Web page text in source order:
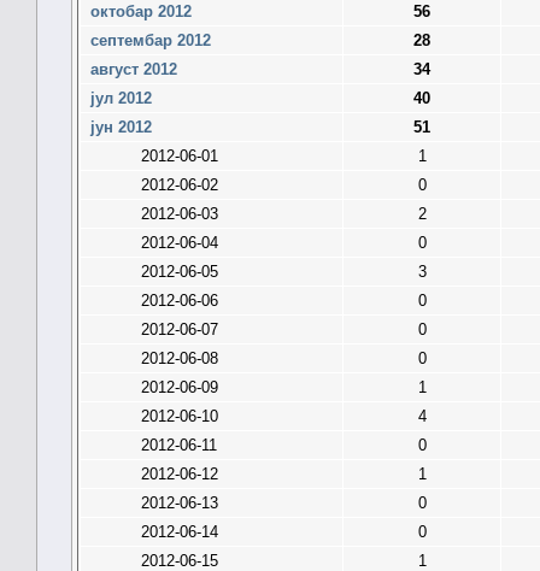
октобар 2012
56
септембар 2012
28
август 2012
34
јул 2012
40
јун 2012
51
2012-06-01
1
2012-06-02
0
2012-06-03
2
2012-06-04
0
2012-06-05
3
2012-06-06
0
2012-06-07
0
2012-06-08
0
2012-06-09
1
2012-06-10
4
2012-06-11
0
2012-06-12
1
2012-06-13
0
2012-06-14
0
2012-06-15
1